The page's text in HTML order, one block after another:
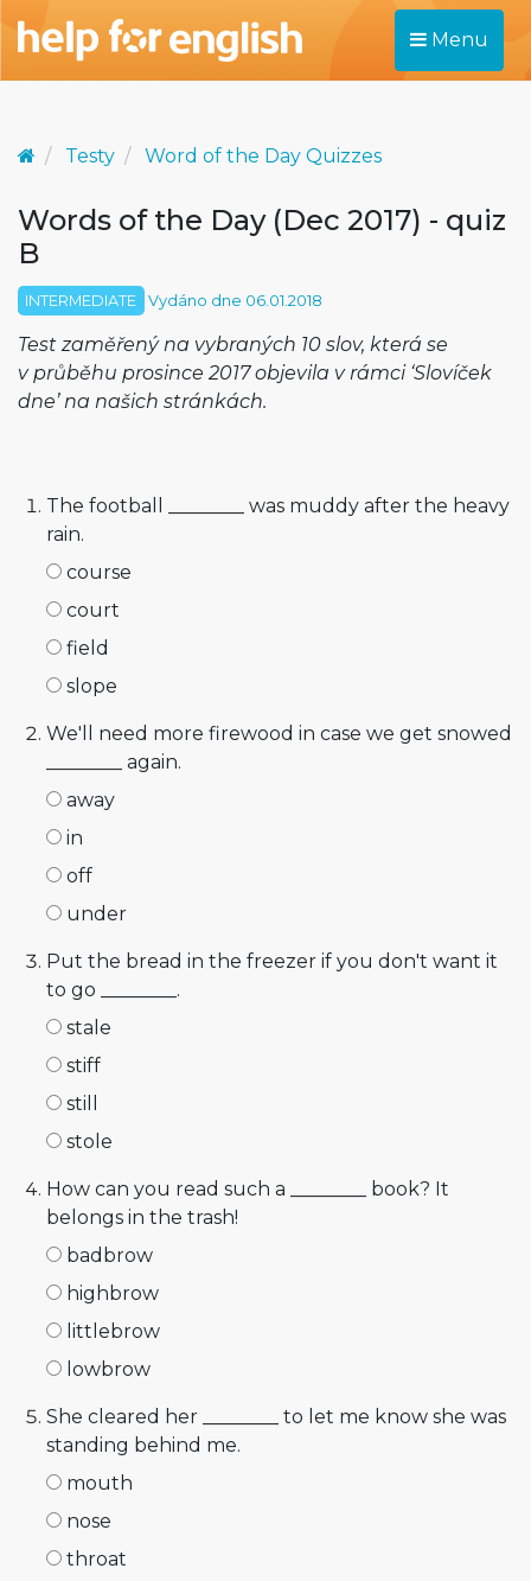
Menu
Testy Word of the Day Quizzes
Words of the Day (Dec 2017) - quiz
B
INTERMEDIATE Vydáno dne 06.01.2018
Test zaměřený na vybraných 10 slov, která se
v průběhu prosince 2017 objevila v rámci ‘Slovíček
dne’ na našich stránkách.
The football ________ was muddy after the heavy
rain.
course
court
field
slope
We'll need more firewood in case we get snowed
________ again.
away
in
off
under
Put the bread in the freezer if you don't want it
to go ________.
stale
stiff
still
stole
How can you read such a ________ book? It
belongs in the trash!
badbrow
highbrow
littlebrow
lowbrow
She cleared her ________ to let me know she was
standing behind me.
mouth
nose
throat